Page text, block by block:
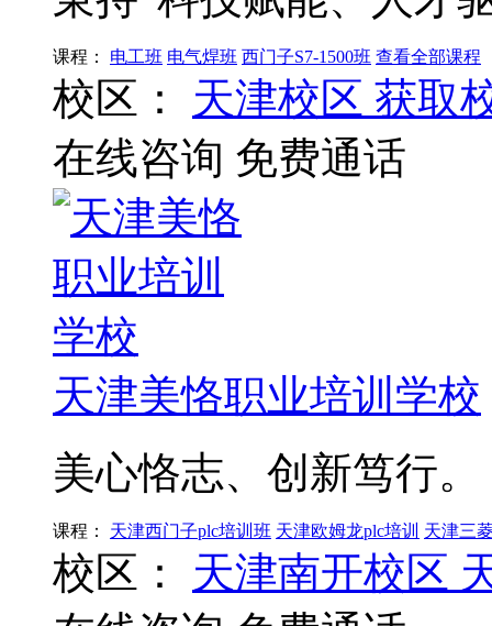
课程： 电工班 电气焊班 西门子S7-1500班 查看全部课程
校区： 天津校区 获取
在线咨询 免费通话
天津美恪职业培训学校
美心恪志、创新笃行。
课程： 天津西门子plc培训班 天津欧姆龙plc培训 天津三
校区： 天津南开校区